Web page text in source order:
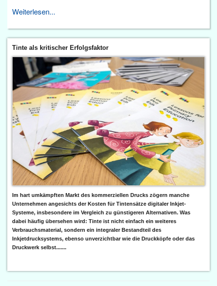
Weiterlesen...
Tinte als kritischer Erfolgsfaktor
Im hart umkämpften Markt des kommerziellen Drucks zögern manche
Unternehmen angesichts der Kosten für Tintensätze digitaler Inkjet-
Systeme, insbesondere im Vergleich zu günstigeren Alternativen. Was
dabei häufig übersehen wird: Tinte ist nicht einfach ein weiteres
Verbrauchsmaterial, sondern ein integraler Bestandteil des
Inkjetdrucksystems, ebenso unverzichtbar wie die Druckköpfe oder das
Druckwerk selbst.......